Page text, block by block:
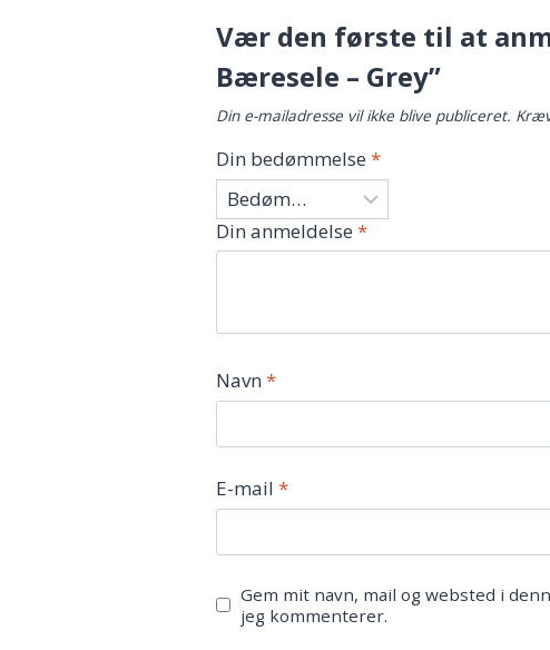
Vær den første til at
Bæresele – Grey”
Din e-mailadresse vil ikke blive publiceret.
Din bedømmelse*
Din anmeldelse*
Navn*
E-mail*
Gem mit navn, mail og websted i
jeg kommenterer.